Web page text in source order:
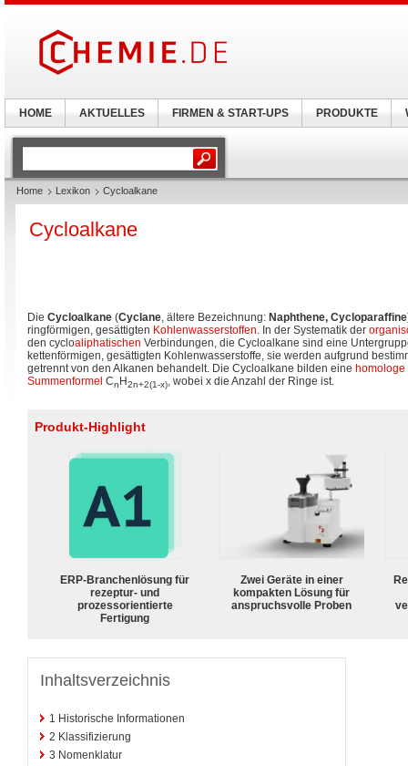
Home Lexikon Cycloalkane
Cycloalkane
Die Cycloalkane (Cyclane, ältere Bezeichnung: Naphthene, Cycloparaffine
ringförmigen, gesättigten Kohlenwasserstoffen. In der Systematik der
den cycloaliphatischen Verbindungen, die Cycloalkane sind eine
kettenförmigen, gesättigten Kohlenwasserstoffe, sie werden aufgrund
getrennt von den Alkanen behandelt. Die Cycloalkane bilden eine homologe
Summenformel Cn H2n+2(1-x), wobei x die Anzahl der Ringe ist.
Produkt-Highlight
ERP-Branchenlösung für
rezeptur- und
prozessorientierte
Fertigung
Zwei Geräte in einer
kompakten Lösung für
anspruchsvolle Proben
Inhaltsverzeichnis
1 Historische Informationen
2 Klassifizierung
3 Nomenklatur
HOME AKTUELLES FIRMEN & START-UPS PRODUKTE